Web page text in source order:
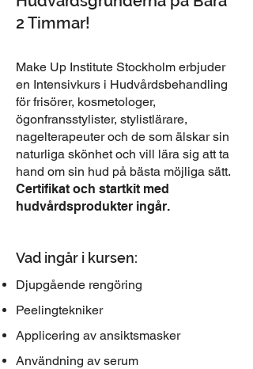
2 Timmar!
Make Up Institute Stockholm erbjuder
en Intensivkurs i Hudvårdsbehandling
för frisörer, kosmetologer,
ögonfransstylister, stylistlärare,
nagelterapeuter och de som älskar sin
naturliga skönhet och vill lära sig att ta
hand om sin hud på bästa möjliga sätt.
Certifikat och startkit med
hudvårdsprodukter ingår.
Vad ingår i kursen:
Djupgående rengöring
Peelingtekniker
Applicering av ansiktsmasker
Användning av serum